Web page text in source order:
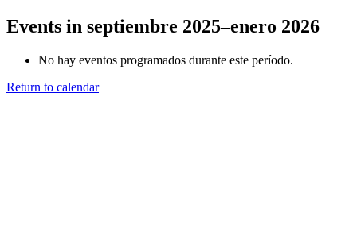
Events in septiembre 2025–enero 2026
No hay eventos programados durante este período.
Return to calendar